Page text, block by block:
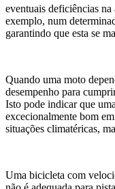
eventuais deficiências
exemplo, num
garantindo que esta se
Quando uma moto
desempenho para
Isto pode indicar que
excecionalmente bom
situações climatéricas,
Uma bicicleta com